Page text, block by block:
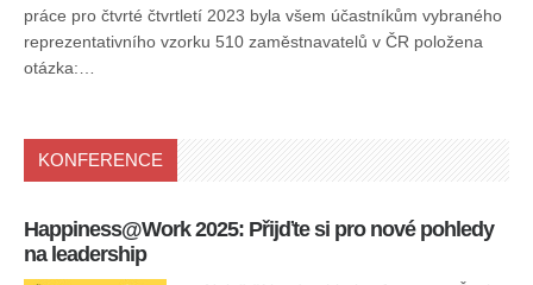
práce pro čtvrté čtvrtletí 2023 byla všem účastníkům vybraného
reprezentativního vzorku 510 zaměstnavatelů v ČR položena
otázka:…
KONFERENCE
Happiness@Work 2025: Přijďte si pro nové pohledy
na leadership